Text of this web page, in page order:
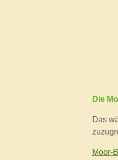
Die
Das
Moor-